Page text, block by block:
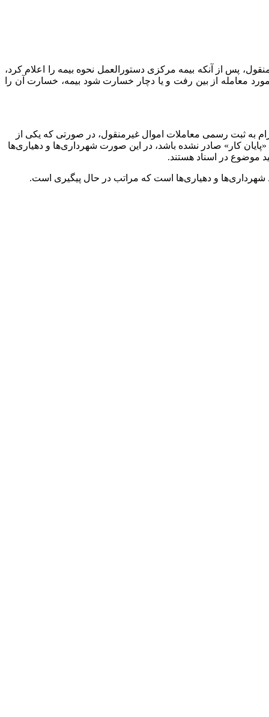
۱۳ قانون الزام به ثبت رسمی معاملات اموال غیر منقول، پس از آنکه بیمه مرکزی دستورالعمل نحوه بیمه را اعلام کرد،
معامله از بین رفت و یا دچار خسارت شود بیمه، خسارت آن را
و املاک کشور درباره صدور سند به ساختمان‌هایی که «پایان کار» ندارند، گفت: برابر تبصره ۶ ماده ۱۰ قانون الزام به ثبت رسمی معاملات اموال غیرمنقول، در صورتی که یکی از
اصلاح، «پایان کار» صادر نشده باشد، در این صورت شهرداری‌ها و دهیاری‌ها
موضوع در اسناد هستند.